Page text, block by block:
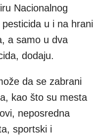
Nacionalnog
u i na hrani
a samo u dva
dodaju.
da se zabrani
kao što su mesta
neposredna
sportski i